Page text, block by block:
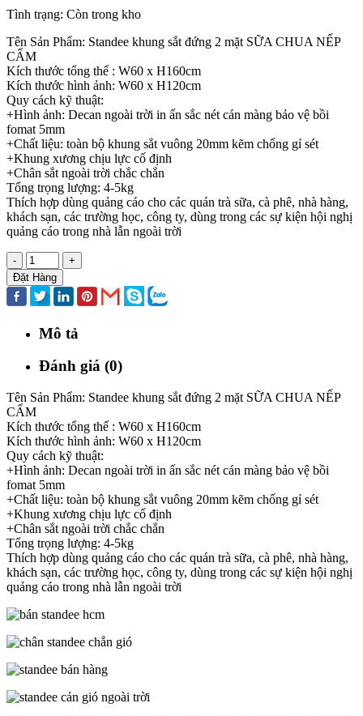
Tình trạng: Còn trong kho
Tên Sản Phẩm: Standee khung sắt đứng 2 mặt SỮA CHUA NẾP
CẨM
Kích thước tổng thể : W60 x H160cm
Kích thước hình ảnh: W60 x H120cm
Quy cách kỹ thuật:
+Hình ảnh: Decan ngoài trời in ấn sắc nét cán màng bảo vệ bồi
fomat 5mm
+Chất liệu: toàn bộ khung sắt vuông 20mm kẽm chống gỉ sét
+Khung xương chịu lực cố định
+Chân sắt ngoài trời chắc chắn
Tổng trọng lượng: 4-5kg
Thích hợp dùng quảng cáo cho các quán trà sữa, cà phê, nhà hàng,
khách sạn, các trường học, công ty, dùng trong các sự kiện hội nghị
quảng cáo trong nhà lẫn ngoài trời
-
+
Đặt Hàng
Mô tả
Đánh giá (0)
Tên Sản Phẩm: Standee khung sắt đứng 2 mặt SỮA CHUA NẾP
CẨM
Kích thước tổng thể : W60 x H160cm
Kích thước hình ảnh: W60 x H120cm
Quy cách kỹ thuật:
+Hình ảnh: Decan ngoài trời in ấn sắc nét cán màng bảo vệ bồi
fomat 5mm
+Chất liệu: toàn bộ khung sắt vuông 20mm kẽm chống gỉ sét
+Khung xương chịu lực cố định
+Chân sắt ngoài trời chắc chắn
Tổng trọng lượng: 4-5kg
Thích hợp dùng quảng cáo cho các quán trà sữa, cà phê, nhà hàng,
khách sạn, các trường học, công ty, dùng trong các sự kiện hội nghị
quảng cáo trong nhà lẫn ngoài trời